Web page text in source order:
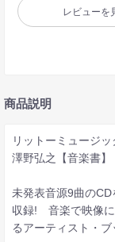
レビューを
商品説明
リットーミュージッ
澤野弘之【音楽書】
未発表音源9曲の
収録! 音楽で映像に
るアーティスト・ブ